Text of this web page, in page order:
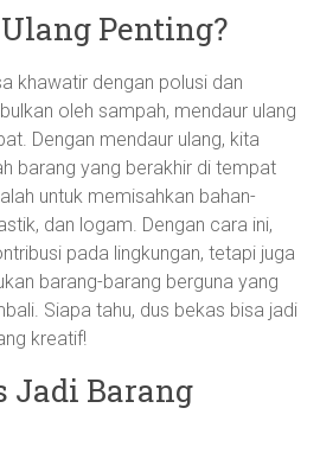
Penting?
khawatir dengan polusi dan
oleh sampah, mendaur ulang
Dengan mendaur ulang, kita
barang yang berakhir di tempat
untuk memisahkan bahan-
dan logam. Dengan cara ini,
pada lingkungan, tetapi juga
barang-barang berguna yang
Siapa tahu, dus bekas bisa jadi
kreatif!
Jadi Barang